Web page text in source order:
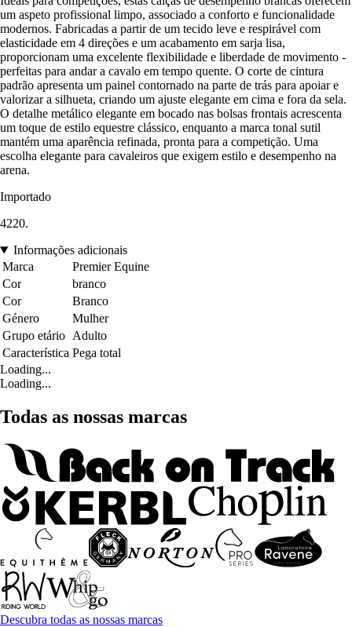
um aspeto profissional limpo, associado a conforto e funcionalidade
modernos. Fabricadas a partir de um tecido leve e respirável com
elasticidade em 4 direções e um acabamento em sarja lisa,
proporcionam uma excelente flexibilidade e liberdade de movimento -
perfeitas para andar a cavalo em tempo quente. O corte de cintura
padrão apresenta um painel contornado na parte de trás para apoiar e
valorizar a silhueta, criando um ajuste elegante em cima e fora da sela.
O detalhe metálico elegante em bocado nas bolsas frontais acrescenta
um toque de estilo equestre clássico, enquanto a marca tonal sutil
mantém uma aparência refinada, pronta para a competição. Uma
escolha elegante para cavaleiros que exigem estilo e desempenho na
arena.
Importado
4220.
Informações adicionais
Marca
Premier Equine
Cor
branco
Cor
Branco
Género
Mulher
Grupo etário Adulto
Característica Pega total
Loading...
Loading...
Todas as nossas marcas
Descubra todas as nossas marcas